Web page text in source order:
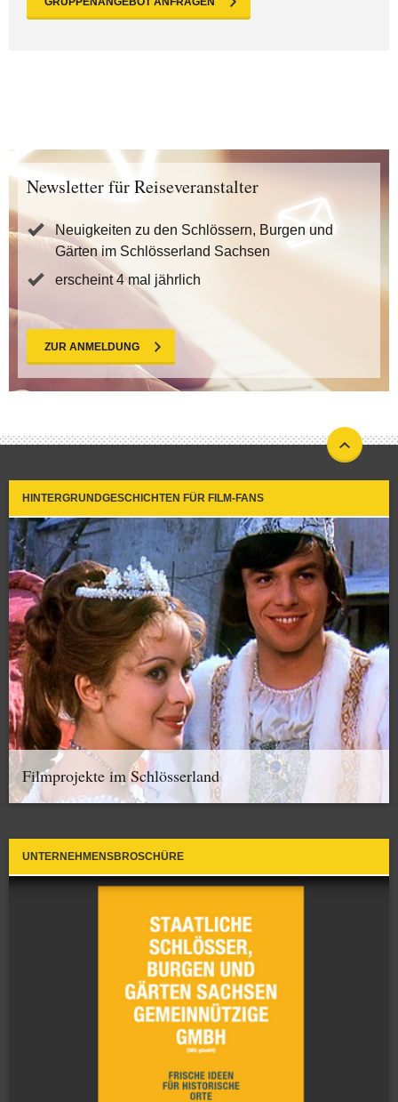
Newsletter für Reiseveranstalter
Neuigkeiten zu den Schlössern, Burgen und
Gärten im Schlösserland Sachsen
erscheint 4 mal jährlich
ZUR ANMELDUNG
HINTERGRUNDGESCHICHTEN FÜR FILM-FANS
Filmprojekte im Schlösserland
UNTERNEHMENSBROSCHÜRE